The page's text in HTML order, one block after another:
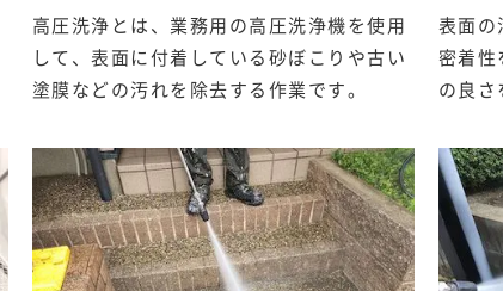
高圧洗浄とは、業務用の高圧洗浄機を使用
して、表面に付着している砂ぼこりや古い
塗膜などの汚れを除去する作業です。
表面の
密着性
の良さ